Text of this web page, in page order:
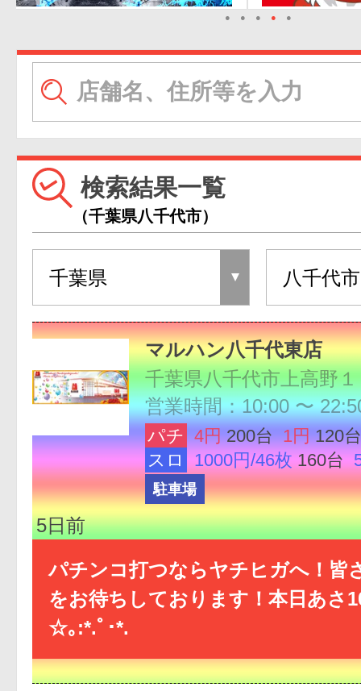
● ● ● ● ●
検索結果一覧
（千葉県八千代市）
マルハン八千代東店
千葉県八千代市上高野
営業時間：10:00 〜
パチ 4円 200台 1円 120台
スロ
1000円/46枚 160台
駐車場
5日前
パチンコ打つならヤチヒガへ！皆
をお待ちしております！本日あさ
☆｡:*.ﾟ･*.